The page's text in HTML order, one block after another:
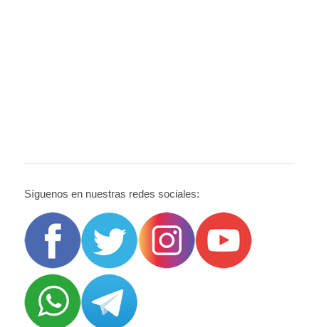
Síguenos en nuestras redes sociales: